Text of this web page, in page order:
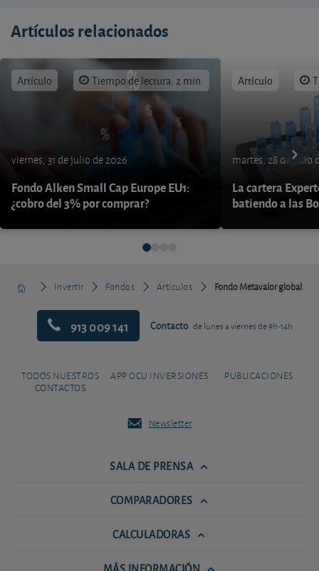
Artículos relacionados
Artículo Tiempo de lectura: 2 min.
viernes, 31 de julio de 2026
Fondo Alken Small Cap Europe EU1:
¿cobro del 3% por comprar?
Artículo
martes, 28 de julio
La cartera
batiendo a las
Invertir Fondos Artículos Fondo Metavalor global
913 009 141 Contacto de lunes a viernes de 9h-14h
TODOS NUESTROS
CONTACTOS
APP OCU INVERSIONES PUBLICACIONES
Newsletter
SALA DE PRENSA
COMPARADORES
CALCULADORAS
MÁS INFORMACIÓN